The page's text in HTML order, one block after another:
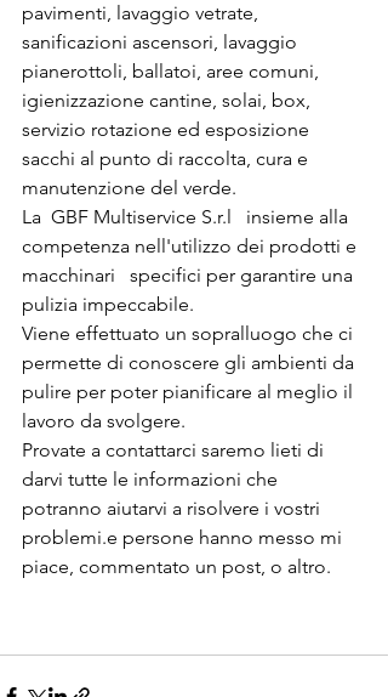
pavimenti, lavaggio vetrate,
sanificazioni ascensori, lavaggio
pianerottoli, ballatoi, aree comuni,
igienizzazione cantine, solai, box,
servizio rotazione ed esposizione
sacchi al punto di raccolta, cura e
manutenzione del verde.
La  GBF Multiservice S.r.l   insieme alla
competenza nell'utilizzo dei prodotti e
macchinari   specifici per garantire una
pulizia impeccabile.
Viene effettuato un sopralluogo che ci
permette di conoscere gli ambienti da
pulire per poter pianificare al meglio il
lavoro da svolgere.
Provate a contattarci saremo lieti di
darvi tutte le informazioni che
potranno aiutarvi a risolvere i vostri
problemi.e persone hanno messo mi
piace, commentato un post, o altro.